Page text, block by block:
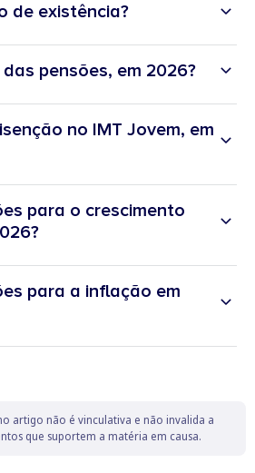
de existência?
pensões, em 2026?
até 1.074,26 euros (com aumento
superiores a 1.074,26 euros e até
aumento mínimo de 30,08 euros);
superiores a 3.222,78 euros e até
no IMT Jovem, em
para o crescimento
para a inflação em
artigo não é vinculativa e não invalida a
que suportem a matéria em causa.